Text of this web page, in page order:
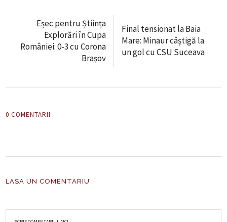
Eșec pentru Știința
Explorări în Cupa
României: 0-3 cu Corona
Brașov
Final tensionat la Baia
Mare: Minaur câștigă la
un gol cu CSU Suceava
0 COMENTARII
LASA UN COMENTARIU